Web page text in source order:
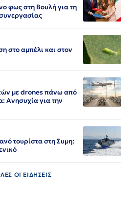
φως στη Βουλή για τη
στο αμπέλι και στον
με drones πάνω από
Ανησυχία για την
τουρίστα στη Συμη:
ΟΙ ΕΙΔΗΣΕΙΣ